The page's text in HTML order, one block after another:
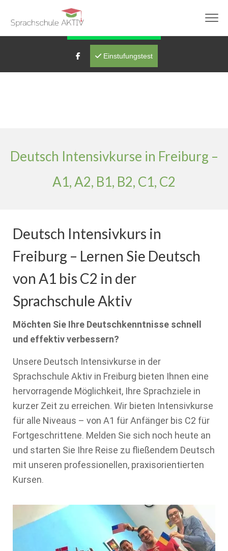
info@sprachschule-aktiv-freiburg.de
Einstufungstest
Deutsch Intensivkurse in Freiburg –
A1, A2, B1, B2, C1, C2
Deutsch Intensivkurs in
Freiburg – Lernen Sie Deutsch
von A1 bis C2 in der
Sprachschule Aktiv
Möchten Sie Ihre Deutschkenntnisse schnell
und effektiv verbessern?
Unsere Deutsch Intensivkurse in der
Sprachschule Aktiv in Freiburg bieten Ihnen eine
hervorragende Möglichkeit, Ihre Sprachziele in
kurzer Zeit zu erreichen. Wir bieten Intensivkurse
für alle Niveaus – von A1 für Anfänger bis C2 für
Fortgeschrittene. Melden Sie sich noch heute an
und starten Sie Ihre Reise zu fließendem Deutsch
mit unseren professionellen, praxisorientierten
Kursen.